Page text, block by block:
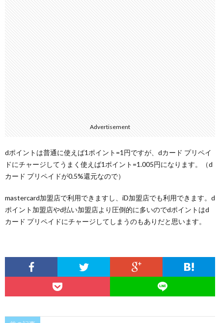
Advertisement
dポイントは普通に使えば1ポイント=1円ですが、dカード プリペイ
ドにチャージしてうまく使えば1ポイント=1.005円になります。（d
カード プリペイドが0.5%還元なので）
mastercard加盟店で利用できますし、iD加盟店でも利用できます。d
ポイント加盟店やd払い加盟店より圧倒的に多いのでdポイントはd
カード プリペイドにチャージしてしまうのもありだと思います。